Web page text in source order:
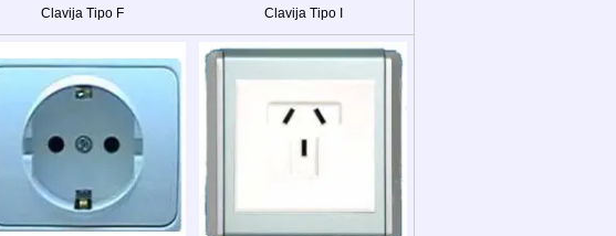
Clavija Tipo F Clavija Tipo I